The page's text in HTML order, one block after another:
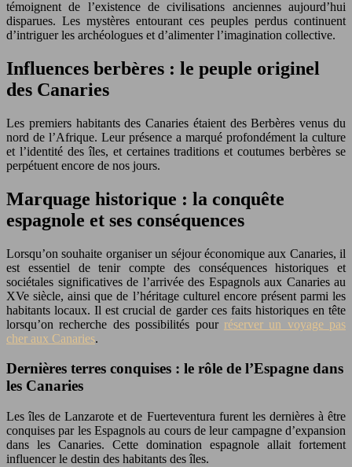
témoignent de l’existence de civilisations anciennes aujourd’hui
disparues. Les mystères entourant ces peuples perdus continuent
d’intriguer les archéologues et d’alimenter l’imagination collective.
Influences berbères : le peuple originel
des Canaries
Les premiers habitants des Canaries étaient des Berbères venus du
nord de l’Afrique. Leur présence a marqué profondément la culture
et l’identité des îles, et certaines traditions et coutumes berbères se
perpétuent encore de nos jours.
Marquage historique : la conquête
espagnole et ses conséquences
Lorsqu’on souhaite organiser un séjour économique aux Canaries, il
est essentiel de tenir compte des conséquences historiques et
sociétales significatives de l’arrivée des Espagnols aux Canaries au
XVe siècle, ainsi que de l’héritage culturel encore présent parmi les
habitants locaux. Il est crucial de garder ces faits historiques en tête
lorsqu’on recherche des possibilités pour réserver un voyage pas
cher aux Canaries.
Dernières terres conquises : le rôle de l’Espagne dans
les Canaries
Les îles de Lanzarote et de Fuerteventura furent les dernières à être
conquises par les Espagnols au cours de leur campagne d’expansion
dans les Canaries. Cette domination espagnole allait fortement
influencer le destin des habitants des îles.